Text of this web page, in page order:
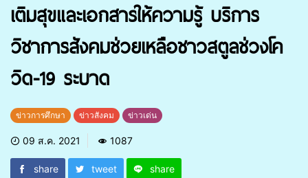
เติมสุขและเอกสารให้ความรู้ บริการ
วิชาการสังคมช่วยเหลือชาวสตูลช่วงโค
วิด-19 ระบาด
ข่าวการศึกษา ข่าวสังคม ข่าวเด่น
09 ส.ค. 2021 1087
share tweet share